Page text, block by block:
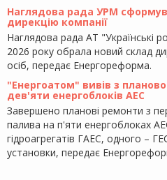
Наглядова рада УРМ
дирекцію компанії
Наглядова рада АТ "Українські
2026 року обрала новий склад
осіб, передає Енергореформа.
"Енергоатом" вивів з
дев'яти енергоблоків АЕС
Завершено планові ремонти з
палива на п'яти енергоблоках
гідроагрегатів ГАЕС, одного –
установки, передає